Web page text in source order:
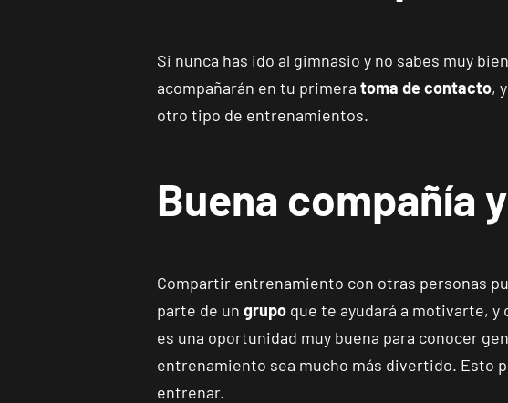
Mallorca
Carrer Batle Emili
Vecindario
Av. de las
Si nunca has ido al gimnasio y no sabes muy
acompañarán en tu primera toma de contacto,
otro tipo de entrenamientos.
Buena compañía
Compartir entrenamiento con otras personas
parte de un grupo que te ayudará a motivarte,
es una oportunidad muy buena para conocer
entrenamiento sea mucho más divertido. Esto
entrenar.